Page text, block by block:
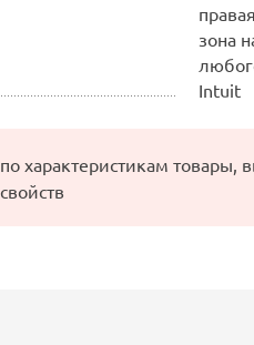
зона
Intuit
характеристикам товары,